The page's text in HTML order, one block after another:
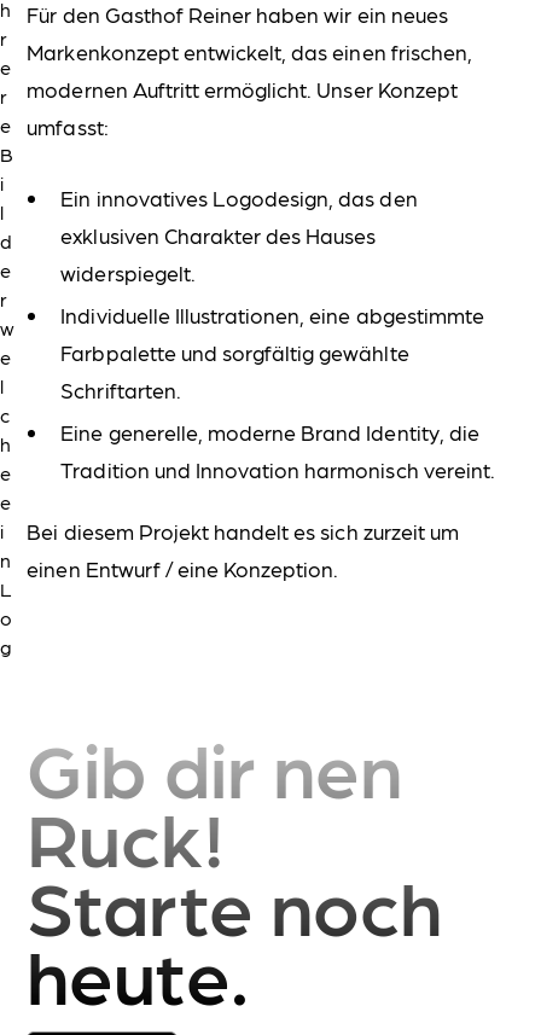
Eventfotografie
Bleibende Erinnerungen durch Fotos von Events.
Drohnenaufnahmen
Präsentation der Lage und Architektur deines Betriebes.
Corporate Design / Brand Identity
Das Herz deiner Marke und des Erlebnisses des Gastes.
Printprodukte & Werbeartikel
Signage Systeme
Damit jeder Kunde immer weiß wo er was zu finden hat.
AFFINITY
AFFINITY
Für den Gasthof Reiner haben wir ein neues
Markenkonzept entwickelt, das einen frischen,
modernen Auftritt ermöglicht. Unser Konzept
umfasst:
Ein innovatives Logodesign, das den
exklusiven Charakter des Hauses
widerspiegelt.
Individuelle Illustrationen, eine abgestimmte
Farbpalette und sorgfältig gewählte
Schriftarten.
Eine generelle, moderne Brand Identity, die
Tradition und Innovation harmonisch vereint.
Bei diesem Projekt handelt es sich zurzeit um
einen Entwurf / eine Konzeption.
Gib dir nen
Ruck!
Starte noch
heute.